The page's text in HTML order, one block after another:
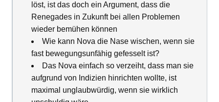
löst, ist das doch ein Argument, dass die
Renegades in Zukunft bei allen Problemen
wieder bemühen können
Wie kann Nova die Nase wischen, wenn sie
fast bewegungsunfähig gefesselt ist?
Das Nova einfach so verzeiht, dass man sie
aufgrund von Indizien hinrichten wollte, ist
maximal unglaubwürdig, wenn sie wirklich